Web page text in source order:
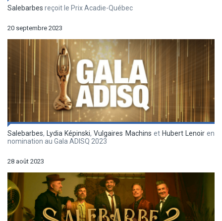
Salebarbes reçoit le Prix Acadie-Québec
20 septembre 2023
Salebarbes, Lydia Képinski,Vulgaires Machins et Hubert Lenoiren
nomination au Gala ADISQ 2023
28 août 2023